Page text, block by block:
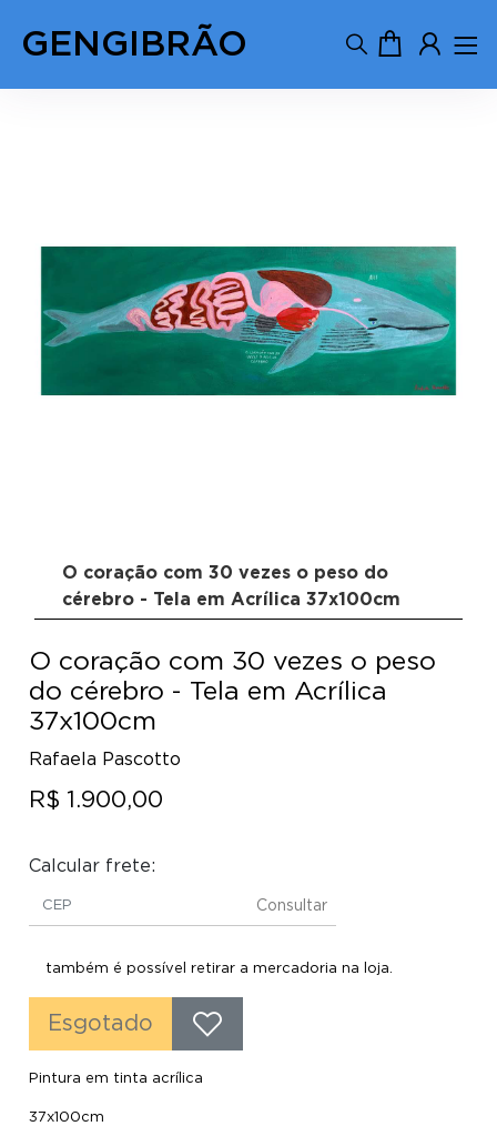
GENGIBRÃO
O coração com 30 vezes o peso do
cérebro - Tela em Acrílica 37x100cm
O coração com 30 vezes o peso
do cérebro - Tela em Acrílica
37x100cm
Rafaela Pascotto
R$ 1.900,00
Calcular frete:
Consultar
também é possível retirar a mercadoria na loja.
Esgotado
Pintura em tinta acrílica
37x100cm